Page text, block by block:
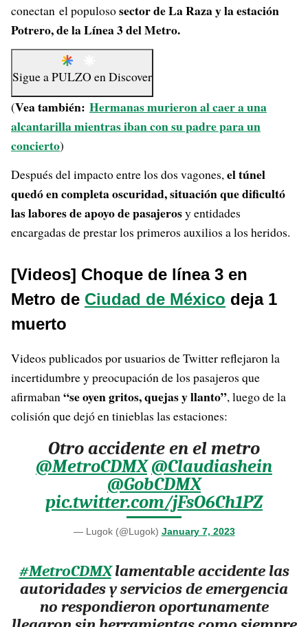
conectan el populososector de La Raza y la estación
Potrero, de la Línea 3 del Metro.
Sigue aPULZO enDiscover
(Vea también: Hermanas murieron al caer a una
alcantarilla mientras iban con su padre para un
concierto)
Después del impacto entre los dos vagones,el túnel
quedó en completa oscuridad, situación que dificultó
las labores de apoyo de pasajerosy entidades
encargadas de prestar los primeros auxilios a los heridos.
[Videos] Choque de línea 3 en
Metro de Ciudad de México deja 1
muerto
Videos publicados por usuarios de Twitter reflejaron la
incertidumbre y preocupación de los pasajeros que
afirmaban“se oyen gritos, quejas y llanto”, luego de la
colisión que dejó en tinieblas las estaciones:
Otro accidente en el metro
@MetroCDMX @Claudiashein
@GobCDMX
pic.twitter.com/jFsO6Ch1PZ
— Lugok (@Lugok) January 7, 2023
#MetroCDMXlamentable accidente las
autoridades y servicios de emergencia
no respondieron oportunamente